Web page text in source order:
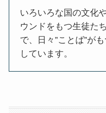
いろいろな国の文化
ウンドをもつ生徒た
で、日々”ことば”が
しています。